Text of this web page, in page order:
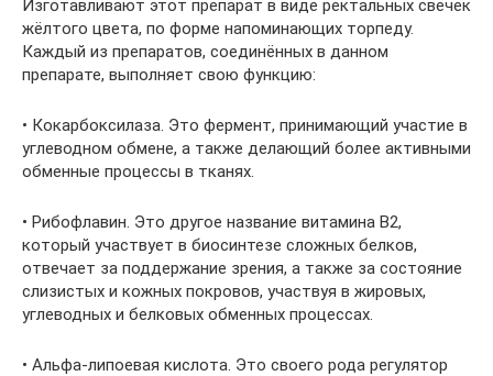
Изготавливают этот препарат в виде ректальных свечек
жёлтого цвета, по форме напоминающих торпеду.
Каждый из препаратов, соединённых в данном
препарате, выполняет свою функцию:
• Кокарбоксилаза. Это фермент, принимающий участие в
углеводном обмене, а также делающий более активными
обменные процессы в тканях.
• Рибофлавин. Это другое название витамина В2,
который участвует в биосинтезе сложных белков,
отвечает за поддержание зрения, а также за состояние
слизистых и кожных покровов, участвуя в жировых,
углеводных и белковых обменных процессах.
• Альфа-липоевая кислота. Это своего рода регулятор